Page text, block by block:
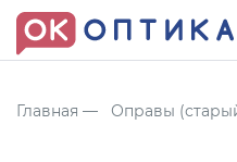
Главная Оправы